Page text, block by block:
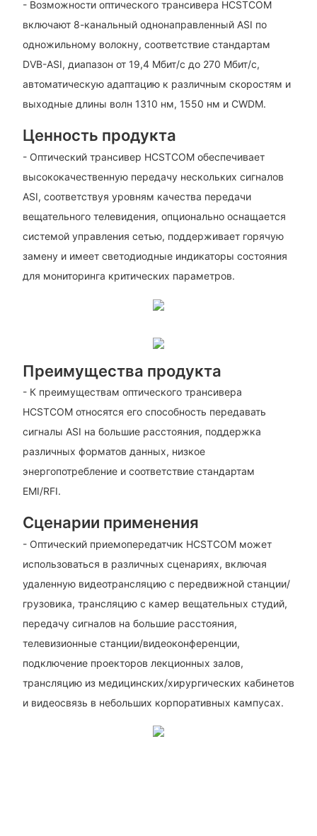
- Возможности оптического трансивера HCSTCOM
включают 8-канальный однонаправленный ASI по
одножильному волокну, соответствие стандартам
DVB-ASI, диапазон от 19,4 Мбит/с до 270 Мбит/с,
автоматическую адаптацию к различным скоростям и
выходные длины волн 1310 нм, 1550 нм и CWDM.
Ценность продукта
- Оптический трансивер HCSTCOM обеспечивает
высококачественную передачу нескольких сигналов
ASI, соответствуя уровням качества передачи
вещательного телевидения, опционально оснащается
системой управления сетью, поддерживает горячую
замену и имеет светодиодные индикаторы состояния
для мониторинга критических параметров.
Преимущества продукта
- К преимуществам оптического трансивера
HCSTCOM относятся его способность передавать
сигналы ASI на большие расстояния, поддержка
различных форматов данных, низкое
энергопотребление и соответствие стандартам
EMI/RFI.
Сценарии применения
- Оптический приемопередатчик HCSTCOM может
использоваться в различных сценариях, включая
удаленную видеотрансляцию с передвижной станции/
грузовика, трансляцию с камер вещательных студий,
передачу сигналов на большие расстояния,
телевизионные станции/видеоконференции,
подключение проекторов лекционных залов,
трансляцию из медицинских/хирургических кабинетов
и видеосвязь в небольших корпоративных кампусах.